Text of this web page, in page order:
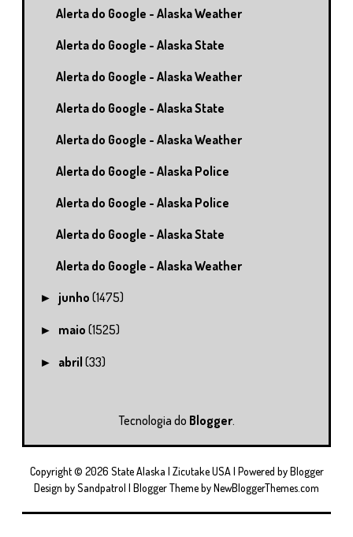
Alerta do Google - Alaska Weather
Alerta do Google - Alaska State
Alerta do Google - Alaska Weather
Alerta do Google - Alaska State
Alerta do Google - Alaska Weather
Alerta do Google - Alaska Police
Alerta do Google - Alaska Police
Alerta do Google - Alaska State
Alerta do Google - Alaska Weather
► junho(1475)
► maio(1525)
► abril(33)
Tecnologia do Blogger.
Copyright © 2026 State Alaska | Zicutake USA| Powered byBlogger
Design bySandpatrol | Blogger Theme byNewBloggerThemes.com